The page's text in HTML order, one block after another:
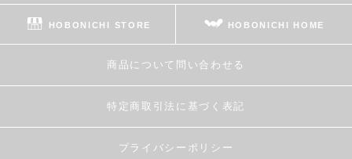
HOBONICHI STORE HOBONICHI HOME
商品について問い合わせる
特定商取引法に基づく表記
プライバシーポリシー